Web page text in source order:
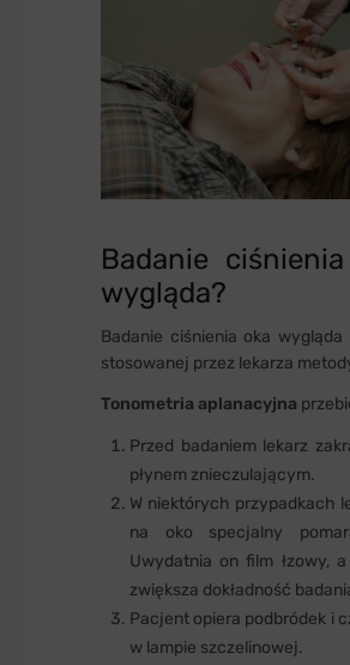
Badanie
wygląda?
Badanie ciśnienia oka
stosowanej przez lekarza
Tonometria aplanacyjna
Przed badaniem lekarz
płynem znieczulającym.
W niektórych przypadkach
na oko specjalny
Uwydatnia on film łzowy,
zwiększa dokładność
Pacjent opiera podbródek i
w lampie szczelinowej.